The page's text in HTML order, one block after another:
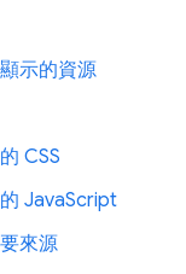
示的資源
CSS
JavaScript
來源